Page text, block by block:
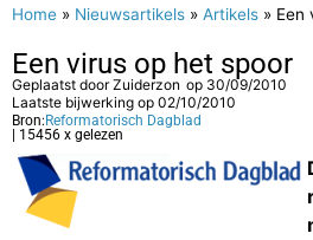
Home » Nieuwsartikels » Artikels » Een
Een virus op het spoor
Geplaatst doorZuiderzon op 30/09/2010
Laatste bijwerking op 02/10/2010
Bron: Reformatorisch Dagblad
| 15456 x gelezen